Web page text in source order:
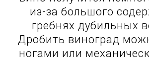
из-за большого
гребнях дубильных
Дробить виноград
ногами или